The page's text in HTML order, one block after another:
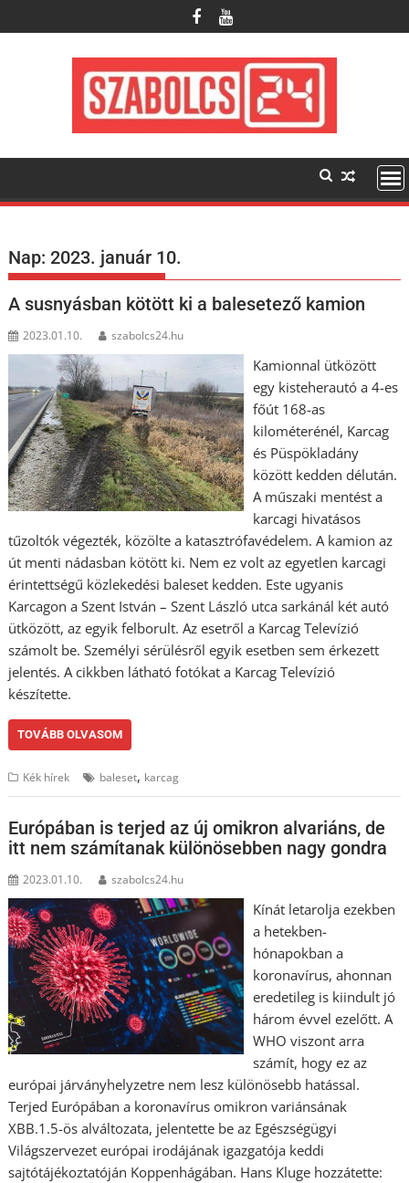
to
Nap:2023. január 10.
A susnyásban kötött ki a balesetező kamion
2023.01.10. szabolcs24.hu
Kamionnal ütközött
egy kisteherautó a 4-es
főút 168-as
kilométerénél, Karcag
és Püspökladány
között kedden délután.
A műszaki mentést a
karcagi hivatásos
tűzoltók végezték, közölte a katasztrófavédelem. A kamion az
út menti nádasban kötött ki. Nem ez volt az egyetlen karcagi
érintettségű közlekedési baleset kedden. Este ugyanis
Karcagon a Szent István – Szent László utca sarkánál két autó
ütközött, az egyik felborult. Az esetről a Karcag Televízió
számolt be. Személyi sérülésről egyik esetben sem érkezett
jelentés. A cikkben látható fotókat a Karcag Televízió
készítette.
TOVÁBB OLVASOM
Kék hírek baleset, karcag
Európában is terjed az új omikron alvariáns, de
itt nem számítanak különösebben nagy gondra
2023.01.10. szabolcs24.hu
Kínát letarolja ezekben
a hetekben-
hónapokban a
koronavírus, ahonnan
eredetileg is kiindult jó
három évvel ezelőtt. A
WHO viszont arra
számít, hogy ez az
európai járványhelyzetre nem lesz különösebb hatással.
Terjed Európában a koronavírus omikron variánsának
XBB.1.5-ös alváltozata, jelentette be az Egészségügyi
Világszervezet európai irodájának igazgatója keddi
sajtótájékoztatóján Koppenhágában. Hans Kluge hozzátette: